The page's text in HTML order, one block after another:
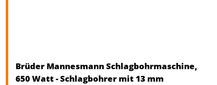
Brüder Mannesmann Schlagbohrmaschine,
650 Watt - Schlagbohrer mit 13 mm